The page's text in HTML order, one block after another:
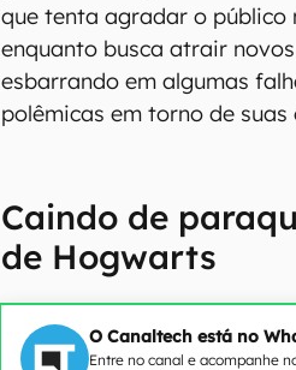
que tenta agradar o público
enquanto busca atrair
esbarrando em algumas
polêmicas em torno de suas
Caindo de
de Hogwarts
O Canaltech está no
Entre no canal e acompanhe